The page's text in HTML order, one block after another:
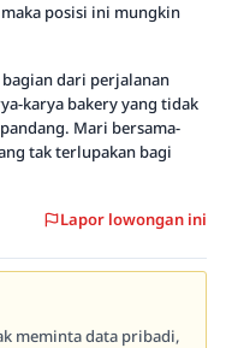
posisi ini mungkin
dari perjalanan
karya bakery yang tidak
Mari bersama-
tak terlupakan bagi
Lapor lowongan ini
meminta data pribadi,